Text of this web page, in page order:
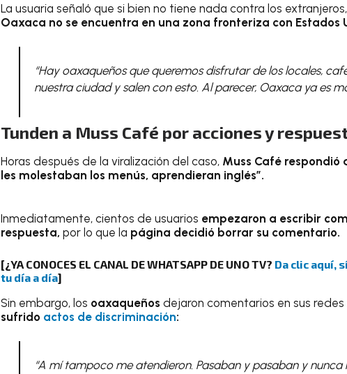
La usuaria señaló que si bien no tiene nada contra los
Oaxaca no se encuentra en una zona fronteriza con Estados
“Hay oaxaqueños que queremos disfrutar de los locales,
nuestra ciudad y salen con esto. Al parecer, Oaxaca ya es
Tunden a Muss Café por acciones y
Horas después de la viralización del caso, Muss Café respondió
les molestaban los menús, aprendieran inglés”.
Inmediatamente, cientos de usuarios empezaron a escribir
respuesta, por lo que la página decidió borrar su comentario.
[¿YA CONOCES EL CANAL DE WHATSAPP DE UNO TV? Da clic aquí,
tu día a día]
Sin embargo, los oaxaqueños dejaron comentarios en sus
sufrido actos de discriminación:
“A mí tampoco me atendieron. Pasaban y pasaban y